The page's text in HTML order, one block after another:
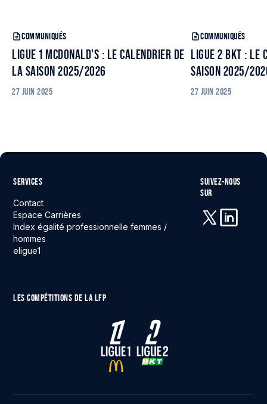
COMMUNIQUÉS
LIGUE 1 MCDONALD'S : LE CALENDRIER DE
LA SAISON 2025/2026
27 JUIN 2025
COMMUNIQUÉS
LIGUE 2 BKT : LE
SAISON 2025/
27 JUIN 2025
SERVICES
Contact
Espace Carrières
Index égalité professionnelle femmes /
hommes
eligue1
SUIVEZ-NOUS
SUR
LES COMPÉTITIONS DE LA LFP